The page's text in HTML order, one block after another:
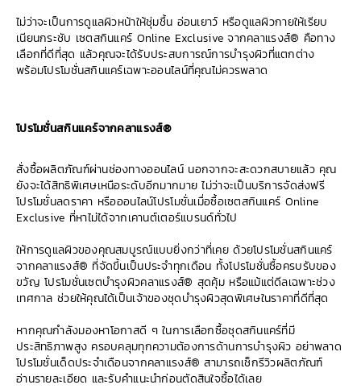
ไม่ว่าจะเป็นการดูแลผิวหน้าให้ชุ่มชื้น อ่อนเยาว์ หรือดูแลผิวกายให้เรียบ
เนียนกระชับ เซตสกินแคร์ Online Exclusive จากคลาแรงส์® คือทาง
เลือกที่ดีที่สุด แล้วคุณจะได้รับประสบการณ์การบำรุงผิวที่แตกต่าง
พร้อมโปรโมชั่นสกินแคร์เฉพาะออนไลน์ที่คุณไม่ควรพลาด
โปรโมชั่นสกินแคร์จากคลาแรงส์®
สั่งซื้อผลิตภัณฑ์ผ่านช่องทางออนไลน์ นอกจากจะสะดวกสบายแล้ว คุณ
ยังจะได้สิทธิพิเศษเหนือระดับอีกมากมาย ไม่ว่าจะเป็นบริการจัดส่งฟรี
โปรโมชั่นลดราคา หรือออนไลน์โปรโมชั่นเมื่อซื้อเซตสกินแคร์ Online
Exclusive ที่หาไม่ได้จากเคานต์เตอร์แบรนด์ทั่วไป
ให้การดูแลผิวของคุณสมบูรณ์แบบยิ่งกว่าที่เคย ด้วยโปรโมชั่นสกินแคร์
จากคลาแรงส์® ที่จัดขึ้นเป็นประจำทุกเดือน ทั้งโปรโมชั่นซื้อครบรับของ
ขวัญ โปรโมชั่นเซตบำรุงผิวคลาแรงส์® สุดคุ้ม หรือแม้แต่ดีลเฉพาะช่วง
เทศกาล ช่วยให้คุณได้เป็นเจ้าของชุดบำรุงผิวสุดพิเศษในราคาที่ดีที่สุด
หากคุณกำลังมองหาโอกาสดี ๆ ในการเลือกซื้อชุดสกินแคร์ที่มี
ประสิทธิภาพสูง ครอบคลุมทุกความต้องการด้านการบำรุงผิว อย่าพลาด
โปรโมชั่นเด็ดประจำเดือนจากคลาแรงส์® สามารถเช็กรีวิวผลิตภัณฑ์
อ่านรายละเอียด และรับคำแนะนำก่อนตัดสินใจซื้อได้เลย